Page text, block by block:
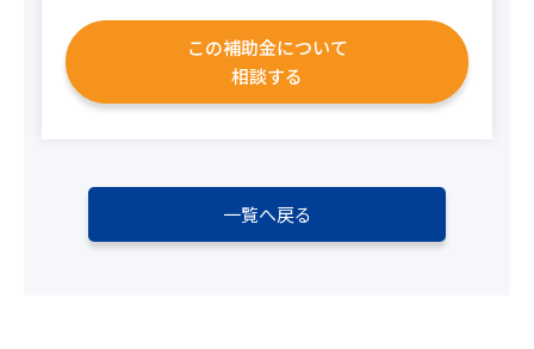
この補助金について
相談する
一覧へ戻る